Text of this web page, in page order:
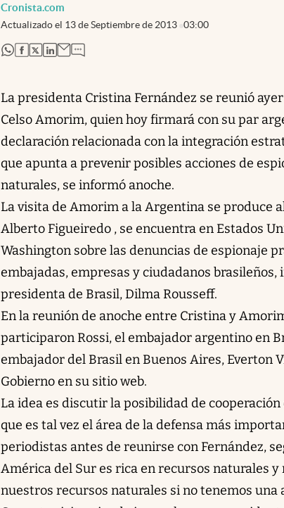
Cronista.com
Actualizado el 13 de Septiembre de 2013 03:00
abre en nueva pestaña
abre en nueva pestaña
abre en nueva pestaña
abre en nueva pestaña
La presidenta Cristina Fernández se reunió
Celso Amorim, quien hoy firmará con su par
declaración relacionada con la integración
que apunta a prevenir posibles acciones de
naturales, se informó anoche.
La visita de Amorim a la Argentina se produce
Alberto Figueiredo , se encuentra en Estados
Washington sobre las denuncias de espionaje
embajadas, empresas y ciudadanos
presidenta de Brasil, Dilma Rousseff.
En la reunión de anoche entre Cristina y
participaron Rossi, el embajador argentino en
embajador del Brasil en Buenos Aires, Everton
Gobierno en su sitio web.
La idea es discutir la posibilidad de
que es tal vez el área de la defensa más
periodistas antes de reunirse con Fernández,
América del Sur es rica en recursos naturales
nuestros recursos naturales si no tenemos una